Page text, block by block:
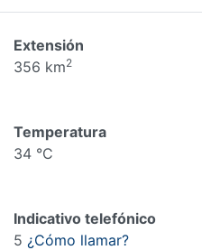
Extensión
356 km2
Temperatura
34 °C
Indicativo telefónico
5 ¿Cómo llamar?